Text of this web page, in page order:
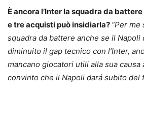
È ancora l’Inter la squadra da
e tre acquisti può insidiarla? “Per me
squadra da battere anche se il Napoli
diminuito il gap tecnico con l’Inter,
mancano giocatori utili alla sua causa
convinto che il Napoli dará subito del